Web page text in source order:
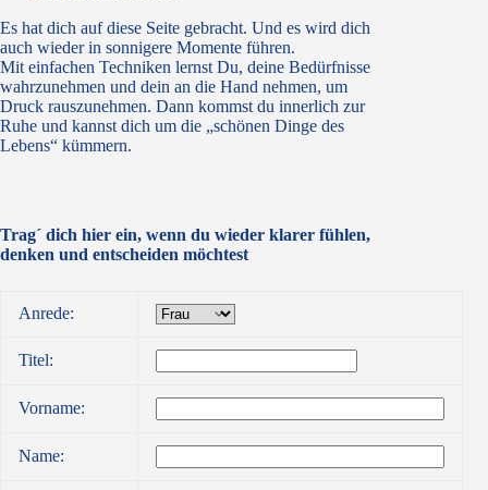
Es hat dich auf diese Seite gebracht. Und es wird dich
auch wieder in sonnigere Momente führen.
Mit einfachen Techniken lernst Du, deine Bedürfnisse
wahrzunehmen und dein an die Hand nehmen, um
Druck rauszunehmen. Dann kommst du innerlich zur
Ruhe und kannst dich um die „schönen Dinge des
Lebens“ kümmern.
Trag´ dich hier ein, wenn du wieder klarer fühlen,
denken und entscheiden möchtest
Anrede:
Titel:
Vorname:
Name: